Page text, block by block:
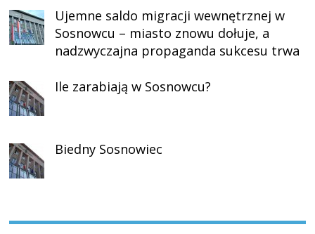
Ujemne saldo migracji wewnętrznej w
Sosnowcu – miasto znowu dołuje, a
nadzwyczajna propaganda sukcesu trwa
Ile zarabiają w Sosnowcu?
Biedny Sosnowiec